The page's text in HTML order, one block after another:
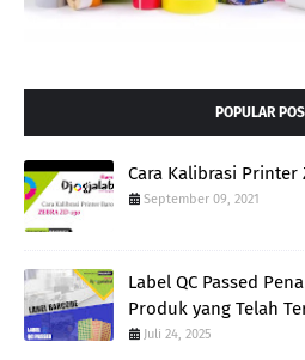
POPULAR
Cara Kalibrasi Printer
September 09, 2021
Label QC Passed
Produk yang Telah
Juli 24, 2025